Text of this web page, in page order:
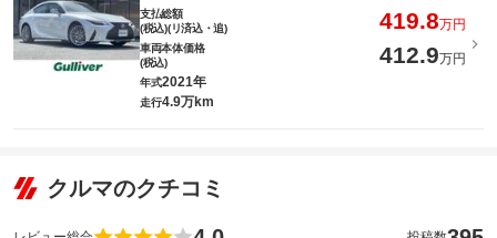
支払総額
(税込)(リ済込・追)
419.8万円
車両本体価格
(税込)
412.9万円
年式2021年
走行4.9万km
クルマのクチコミ